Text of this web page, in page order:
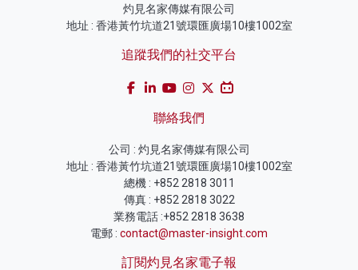
灼見名家傳媒有限公司
地址 : 香港黃竹坑道21號環匯廣場10樓1002室
追蹤我們的社交平台
聯絡我們
公司 : 灼見名家傳媒有限公司
地址 : 香港黃竹坑道21號環匯廣場10樓1002室
總機 : +852 2818 3011
傳真 : +852 2818 3022
業務電話 :+852 2818 3638
電郵 : contact@master-insight.com
訂閱灼見名家電子報